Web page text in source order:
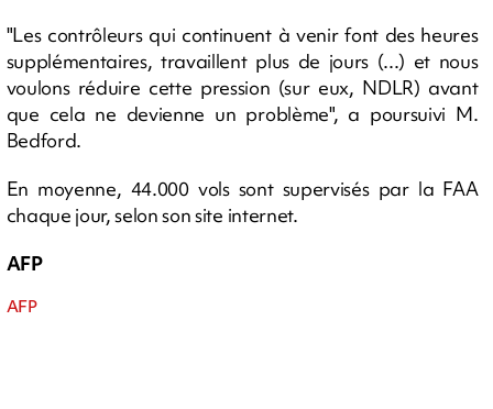
"Les contrôleurs qui continuent à venir font des heures
supplémentaires, travaillent plus de jours (...) et nous
voulons réduire cette pression (sur eux, NDLR) avant
que cela ne devienne un problème", a poursuivi M.
Bedford.
En moyenne, 44.000 vols sont supervisés par la FAA
chaque jour, selon son site internet.
AFP
AFP